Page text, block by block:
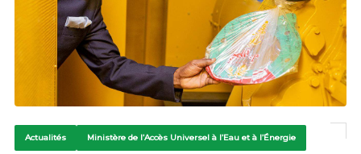
Actualités Ministère de l’Accès Universel à l’Eau et à l’Énergie